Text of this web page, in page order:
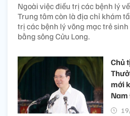
Ngoài việc điều trị các bệnh lý
Trung tâm còn là địa chỉ khám
trị các bệnh lý võng mạc trẻ
bằng sông Cửu Long.
Chủ
mới